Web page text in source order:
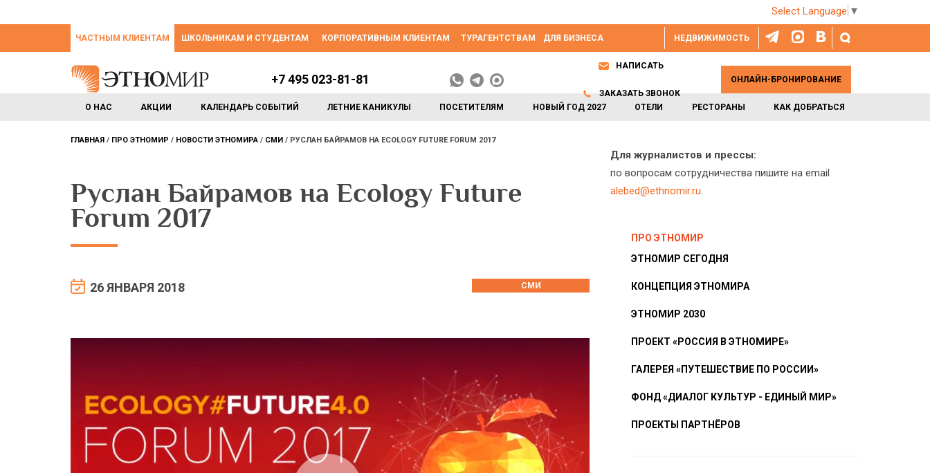
Select Language ▼
НЕДВИЖИМОСТЬ
ЧАСТНЫМ КЛИЕНТАМ ШКОЛЬНИКАМ И СТУДЕНТАМ КОРПОРАТИВНЫМ КЛИЕНТАМ ТУРАГЕНТСТВАМ ДЛЯ БИЗНЕСА
О НАС АКЦИИ КАЛЕНДАРЬ СОБЫТИЙ ЛЕТНИЕ КАНИКУЛЫ ПОСЕТИТЕЛЯМ НОВЫЙ ГОД 2027 ОТЕЛИ РЕСТОРАНЫ КАК ДОБРАТЬСЯ
+7 495 023-81-81
НАПИСАТЬ
ЗАКАЗАТЬ ЗВОНОК
ОНЛАЙН-БРОНИРОВАНИЕ
ГЛАВНАЯ ПРО ЭТНОМИР НОВОСТИ ЭТНОМИРА СМИ РУСЛАН БАЙРАМОВ НА ECOLOGY FUTURE FORUM 2017
Руслан Байрамов на Ecology Future
Forum 2017
26 ЯНВАРЯ 2018 СМИ
Для журналистов и прессы:
по вопросам сотрудничества пишите на email
alebed@ethnomir.ru.
ПРО ЭТНОМИР
ЭТНОМИР СЕГОДНЯ
КОНЦЕПЦИЯ ЭТНОМИРА
ЭТНОМИР 2030
ПРОЕКТ «РОССИЯ В ЭТНОМИРЕ»
ГАЛЕРЕЯ «ПУТЕШЕСТВИЕ ПО РОССИИ»
ФОНД «ДИАЛОГ КУЛЬТУР - ЕДИНЫЙ МИР»
ПРОЕКТЫ ПАРТНЁРОВ